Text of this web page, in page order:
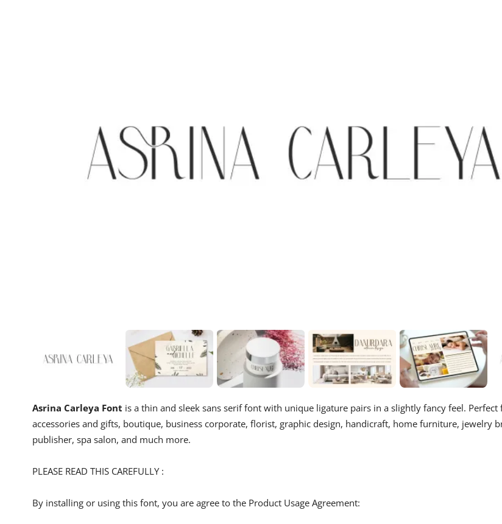
Asrina Carleya Font is a thin and sleek sans serif font with unique ligature pairs in a slightly fancy feel. Perfect
accessories and gifts, boutique, business corporate, florist, graphic design, handicraft, home furniture, jewelry
publisher, spa salon, and much more.
PLEASE READ THIS CAREFULLY :
By installing or using this font, you are agree to the Product Usage Agreement: